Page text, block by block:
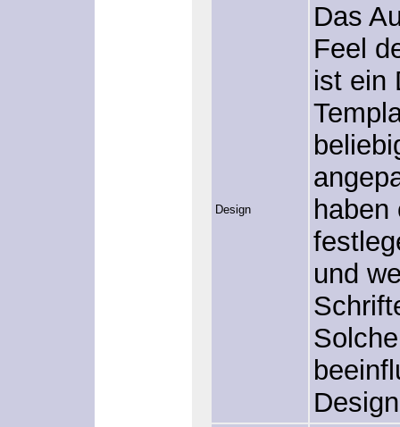
Design
Das
Feel
ist ein
und